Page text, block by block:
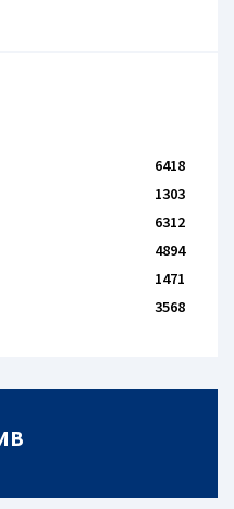
6418
1303
6312
4894
1471
3568